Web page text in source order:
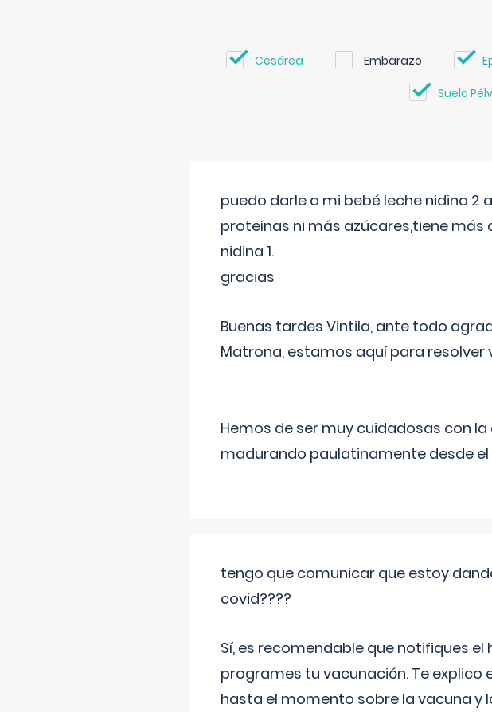
Cesárea Embarazo
Suelo
puedo darle a mi bebé leche nidina 2
proteínas ni más azúcares,tiene
nidina 1.
gracias
Buenas tardes Vintila, ante todo
Matrona, estamos aquí para resolver
Hemos de ser muy cuidadosas con
madurando paulatinamente desde el
tengo que comunicar que estoy
covid????
Sí, es recomendable que notifiques
programes tu vacunación. Te
hasta el momento sobre la vacuna y